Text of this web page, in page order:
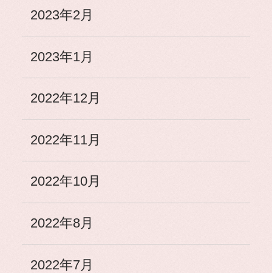
2023年2月
2023年1月
2022年12月
2022年11月
2022年10月
2022年8月
2022年7月